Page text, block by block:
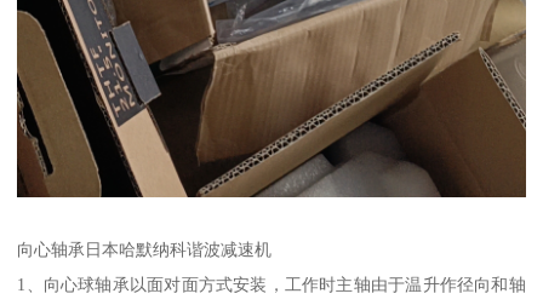
向心轴承日本哈默纳科谐波减速机
1、向心球轴承以面对面方式安装，工作时主轴由于温升作径向和轴